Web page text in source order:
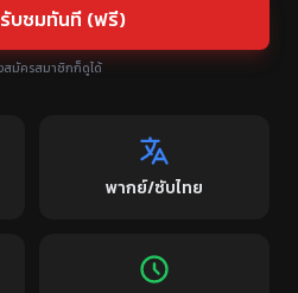
รับชมทันที (ฟรี)
สมัครสมาชิกก็ดูได้
พากย์/ซับไทย